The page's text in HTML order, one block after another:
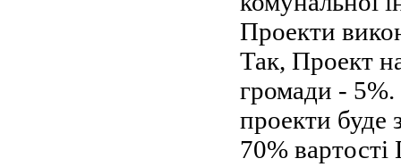
Проекти
Так, Проект
громади -
проекти буде
70%